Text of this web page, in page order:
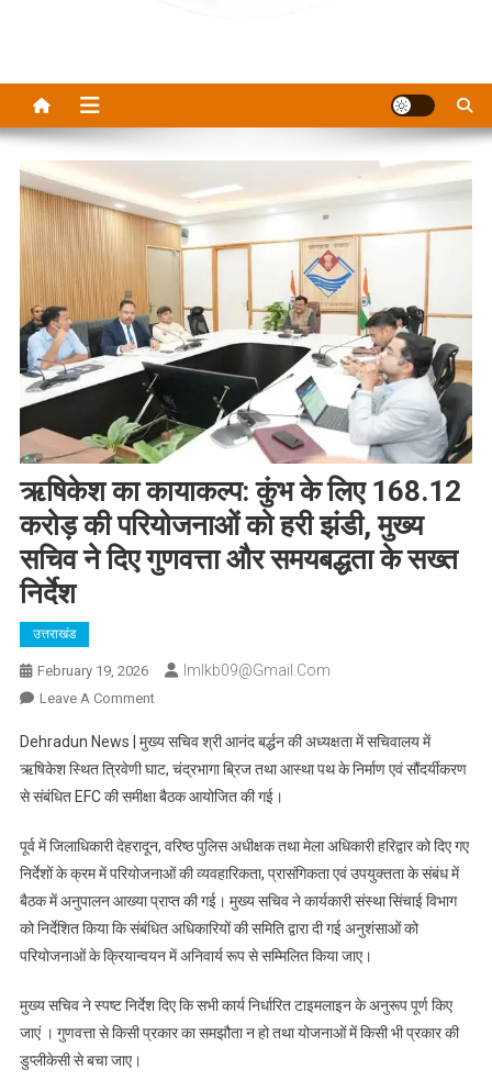
ऋषिकेश का कायाकल्प: कुंभ के लिए 168.12
करोड़ की परियोजनाओं को हरी झंडी, मुख्य
सचिव ने दिए गुणवत्ता और समयबद्धता के सख्त
निर्देश
उत्तराखंड
February 19, 2026 Imlkb09@gmail.com
Leave A CommentOn
का
कायाकल्प:
कुंभ
लिए
168.12
करोड़
की
परियोजनाओं
हरी
झंडी,
Dehradun News | मुख्य सचिव श्री आनंद बर्द्धन की अध्यक्षता में सचिवालय में
ऋषिकेश स्थित त्रिवेणी घाट, चंद्रभागा ब्रिज तथा आस्था पथ के निर्माण एवं सौंदर्यीकरण
से संबंधित EFC की समीक्षा बैठक आयोजित की गई।
पूर्व में जिलाधिकारी देहरादून, वरिष्ठ पुलिस अधीक्षक तथा मेला अधिकारी हरिद्वार को दिए गए
निर्देशों के क्रम में परियोजनाओं की व्यवहारिकता, प्रासंगिकता एवं उपयुक्तता के संबंध में
बैठक में अनुपालन आख्या प्राप्त की गई। मुख्य सचिव ने कार्यकारी संस्था सिंचाई विभाग
को निर्देशित किया कि संबंधित अधिकारियों की समिति द्वारा दी गई अनुशंसाओं को
परियोजनाओं के क्रियान्वयन में अनिवार्य रूप से सम्मिलित किया जाए।
मुख्य सचिव ने स्पष्ट निर्देश दिए कि सभी कार्य निर्धारित टाइमलाइन के अनुरूप पूर्ण किए
जाएं । गुणवत्ता से किसी प्रकार का समझौता न हो तथा योजनाओं में किसी भी प्रकार की
डुप्लीकेसी से बचा जाए।